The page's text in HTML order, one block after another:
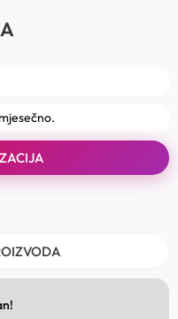
mjesečno.